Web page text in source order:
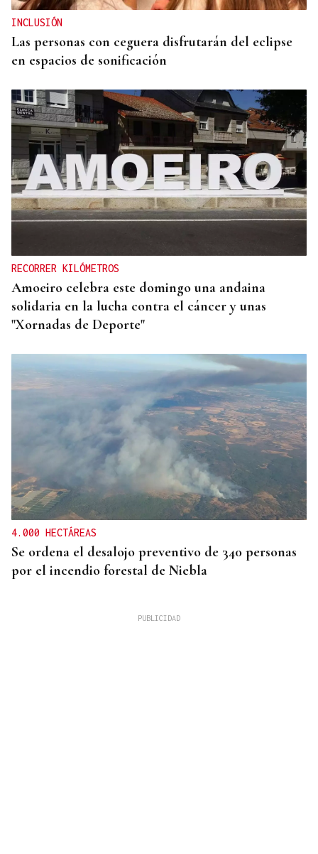
INCLUSIÓN
Las personas con ceguera disfrutarán del eclipse
en espacios de sonificación
RECORRER KILÓMETROS
Amoeiro celebra este domingo una andaina
solidaria en la lucha contra el cáncer y unas
"Xornadas de Deporte"
4.000 HECTÁREAS
Se ordena el desalojo preventivo de 340 personas
por el incendio forestal de Niebla